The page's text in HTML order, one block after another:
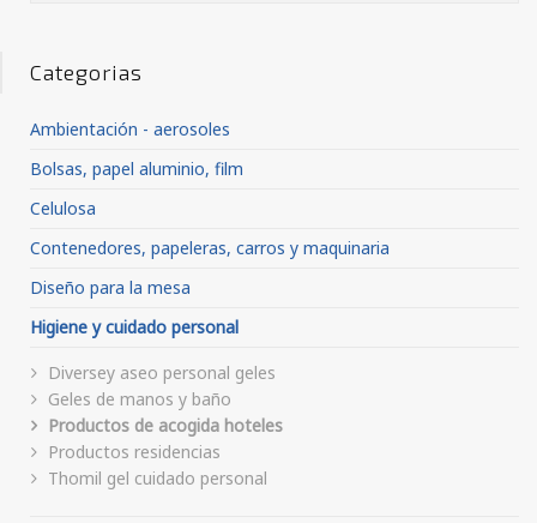
Categorias
Ambientación - aerosoles
Bolsas, papel aluminio, film
Celulosa
Contenedores, papeleras, carros y maquinaria
Diseño para la mesa
Higiene y cuidado personal
Diversey aseo personal geles
Geles de manos y baño
Productos de acogida hoteles
Productos residencias
Thomil gel cuidado personal